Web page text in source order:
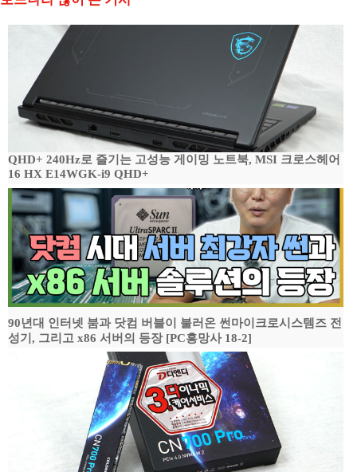
QHD+ 240Hz로 즐기는 고성능 게이밍 노트북, MSI 크로스헤어
16 HX E14WGK-i9 QHD+
90년대 인터넷 붐과 닷컴 버블이 불러온 썬마이크로시스템즈 전
성기, 그리고 x86 서버의 등장 [PC흥망사 18-2]